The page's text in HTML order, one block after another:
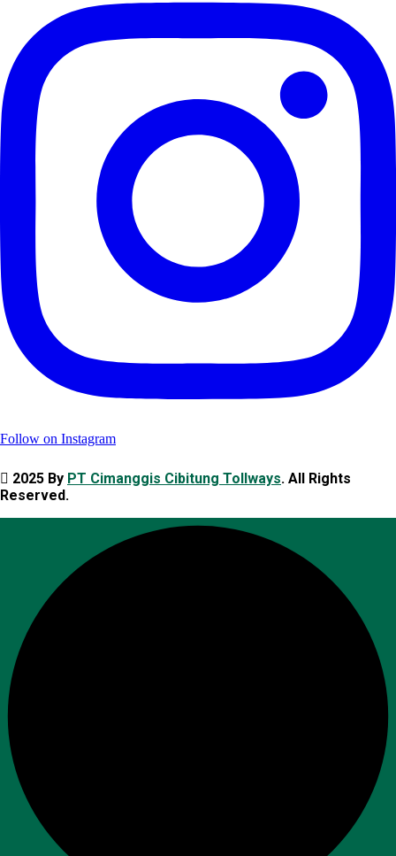
Follow on Instagram
2025 By PT Cimanggis Cibitung Tollways. All Rights
Reserved.